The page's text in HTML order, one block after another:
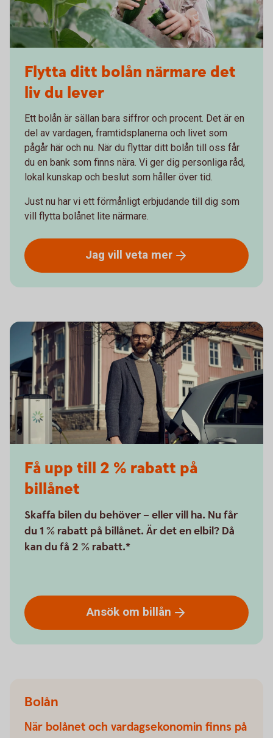
Flytta ditt bolån närmare det
liv du lever
Ett bolån är sällan bara siffror och procent. Det är en
del av vardagen, framtidsplanerna och livet som
pågår här och nu. När du flyttar ditt bolån till oss får
du en bank som finns nära. Vi ger dig personliga råd,
lokal kunskap och beslut som håller över tid.
Just nu har vi ett förmånligt erbjudande till dig som
vill flytta bolånet lite närmare.
Jag vill veta mer
Få upp till 2 % rabatt på
billånet
Skaffa bilen du behöver – eller vill ha. Nu får
du 1 % rabatt på billånet. Är det en elbil? Då
kan du få 2 % rabatt.*
Ansök om billån
Bolån
När bolånet och vardagsekonomin finns på